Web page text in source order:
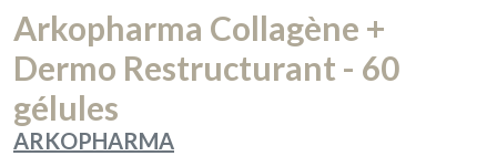
Arkopharma Collagène +
Dermo Restructurant - 60
gélules
ARKOPHARMA